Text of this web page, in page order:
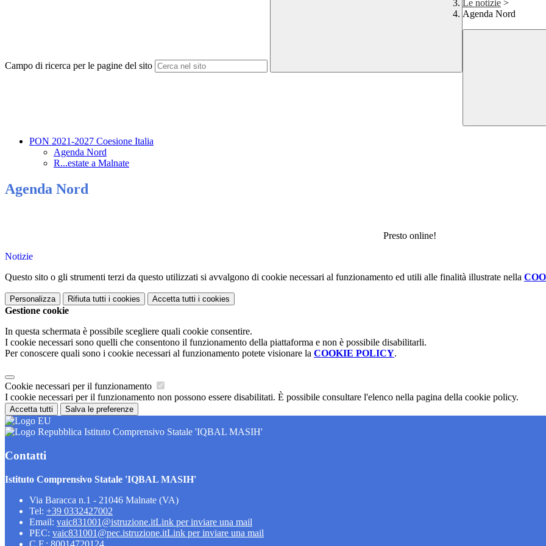
Campo di ricerca per le pagine del sito
Le notizie >
Agenda Nord
PON 2021-2027 Coesione Italia
Agenda Nord
R...estate a Malnate
Agenda Nord
Presto online!
Notizie
Questo sito o gli strumenti terzi da questo utilizzati si avvalgono di cookie necessari al funzionamento ed utili alle finalità illustrate nella
Personalizza Rifiuta tutti i cookies Accetta tutti i cookies
Gestione cookie
In questa schermata è possibile scegliere quali cookie consentire.
I cookie necessari sono quelli che consentono il funzionamento della piattaforma e non è possibile disabilitarli.
Per conoscere quali sono i cookie necessari al funzionamento potete visionare la COOKIE POLICY.
Cookie necessari per il funzionamento
I cookie necessari per il funzionamento non possono essere disabilitati. È possibile consultare l'elenco nella pagina della cookie policy.
Accetta tutti Salva le preferenze
Istituto Comprensivo Statale 'IQBAL MASIH'
Contatti
Istituto Comprensivo Statale 'IQBAL MASIH'
Via Baracca n.1 - 21046 Malnate (VA)
Tel: +39 0332427002
Email: vaic831001@istruzione.itLink per inviare una mail
PEC: vaic831001@pec.istruzione.itLink per inviare una mail
C.F.: 80014720124